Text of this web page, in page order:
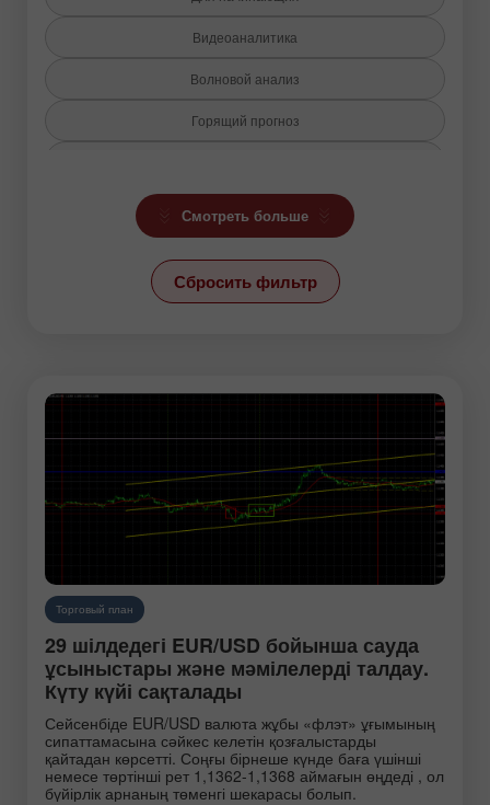
Видеоаналитика
Волновой анализ
Горящий прогноз
Новости
Прогнозы
Свечной анализ
Технический анализ
Фрактальный анализ
Фундаментальный анализ
Экономика РФ
Смотреть больше
Сбросить фильтр
Торговый план
29 шілдедегі EUR/USD бойынша сауда
ұсыныстары және мәмілелерді талдау.
Күту күйі сақталады
Сейсенбіде EUR/USD валюта жұбы «флэт» ұғымының
сипаттамасына сәйкес келетін қозғалыстарды
қайтадан көрсетті. Соңғы бірнеше күнде баға үшінші
немесе төртінші рет 1,1362-1,1368 аймағын өңдеді , ол
бүйірлік арнаның төменгі шекарасы болып.